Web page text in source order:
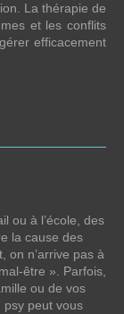
La thérapie de
et les conflits
efficacement
ou à l’école, des
la cause des
on n’arrive pas à
être ». Parfois,
ou de vos
psy peut vous